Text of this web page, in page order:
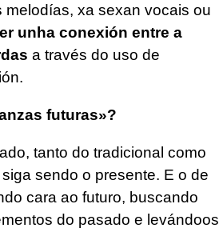
xa sexan vocais ou
unha conexión entre a
a través do uso de
futuras»?
tanto do tradicional como
sendo o presente. E o de
cara ao futuro, buscando
do pasado e levándoos